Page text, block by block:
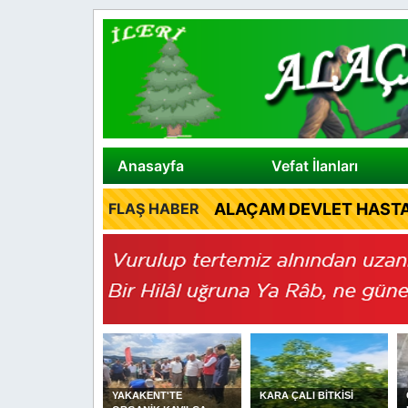
Anasayfa Vefat İlanları
FLAŞ HABER ALAÇAM DEVLET
KARA ÇALI BİTKİSİ
Cuma Hutbesi: Helal